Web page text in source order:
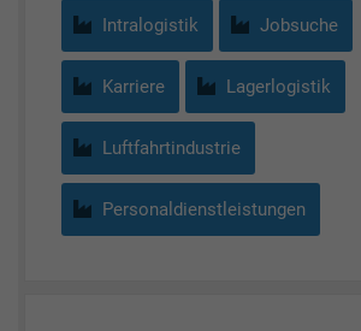
Intralogistik Jobsuche
Karriere Lagerlogistik
Luftfahrtindustrie
Personaldienstleistungen